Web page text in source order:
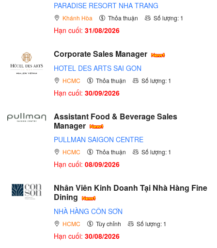
PARADISE RESORT NHA TRANG
Khánh Hòa Thỏa thuận Số lượng: 1
Hạn cuối: 31/08/2026
Corporate Sales Manager
HOTEL DES ARTS SAI GON
HCMC Thỏa thuận Số lượng: 1
Hạn cuối: 30/09/2026
Assistant Food & Beverage Sales
Manager
PULLMAN SAIGON CENTRE
HCMC Thỏa thuận Số lượng: 1
Hạn cuối: 08/09/2026
Nhân Viên Kinh Doanh Tại Nhà Hàng Fine
Dining
NHÀ HÀNG CÔN SƠN
HCMC Tùy chỉnh Số lượng: 1
Hạn cuối: 30/08/2026